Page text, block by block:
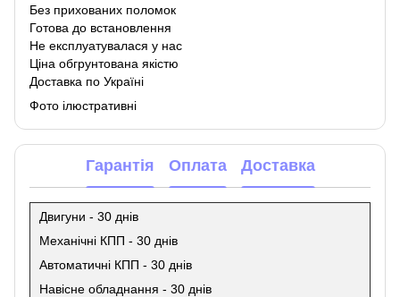
Без прихованих поломок
Готова до встановлення
Не експлуатувалася у нас
Ціна обгрунтована якістю
Доставка по Україні
Фото ілюстративні
Гарантія Оплата Доставка
Двигуни - 30 днів
Механічні КПП - 30 днів
Автоматичні КПП - 30 днів
Навісне обладнання - 30 днів